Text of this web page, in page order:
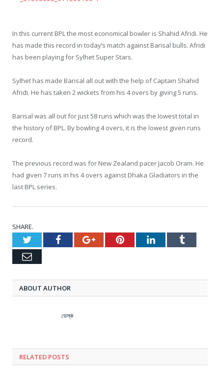
In this current BPL the most economical bowler is Shahid Afridi. He
has made this record in today’s match against Barisal bulls. Afridi
has been playing for Sylhet Super Stars.
Sylhet has made Barisal all out with the help of Captain Shahid
Afridi. He has taken 2 wickets from his 4 overs by giving 5 runs.
Barisal was all out for just 58 runs which was the lowest total in
the history of BPL. By bowling 4 overs, it is the lowest given runs
record.
The previous record was for New Zealand pacer Jacob Oram. He
had given 7 runs in his 4 overs against Dhaka Gladiators in the
last BPL series.
SHARE.
TwitterFacebookGoogle+PinterestLinkedInTumblr
Email
ABOUT AUTHOR
ডেস্ক
RELATED POSTS